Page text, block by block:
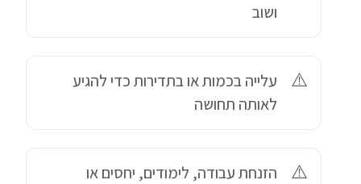
ושוב
עלייה בכמות או בתדירות כדי להגיע
לאותה תחושה
הזנחת עבודה, לימודים, יחסים או